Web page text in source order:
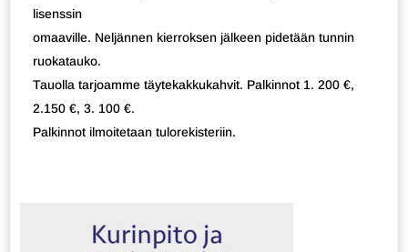
lisenssin
omaaville. Neljännen kierroksen jälkeen pidetään tunnin
ruokatauko.
Tauolla tarjoamme täytekakkukahvit. Palkinnot 1. 200 €,
2.150 €, 3. 100 €.
Palkinnot ilmoitetaan tulorekisteriin.